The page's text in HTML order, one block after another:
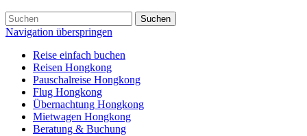
Suchen
Navigation überspringen
Reise einfach buchen
Reisen Hongkong
Pauschalreise Hongkong
Flug Hongkong
Übernachtung Hongkong
Mietwagen Hongkong
Beratung & Buchung